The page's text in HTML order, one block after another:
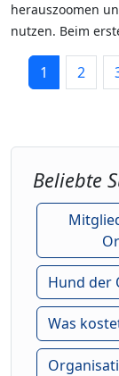
herauszoomen
nutzen. Beim
1 2
Beliebte
Hund der
Was